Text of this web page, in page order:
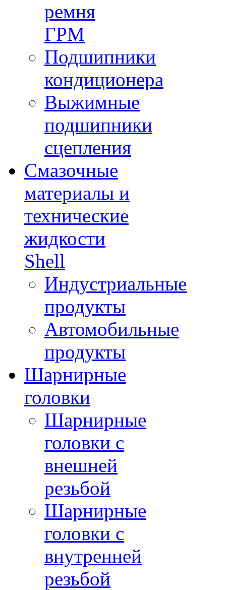
ремня
ГРМ
Подшипники
кондиционера
Выжимные
подшипники
сцепления
Смазочные
материалы и
технические
жидкости
Shell
Индустриальные
продукты
Автомобильные
продукты
Шарнирные
головки
Шарнирные
головки с
внешней
резьбой
Шарнирные
головки с
внутренней
резьбой